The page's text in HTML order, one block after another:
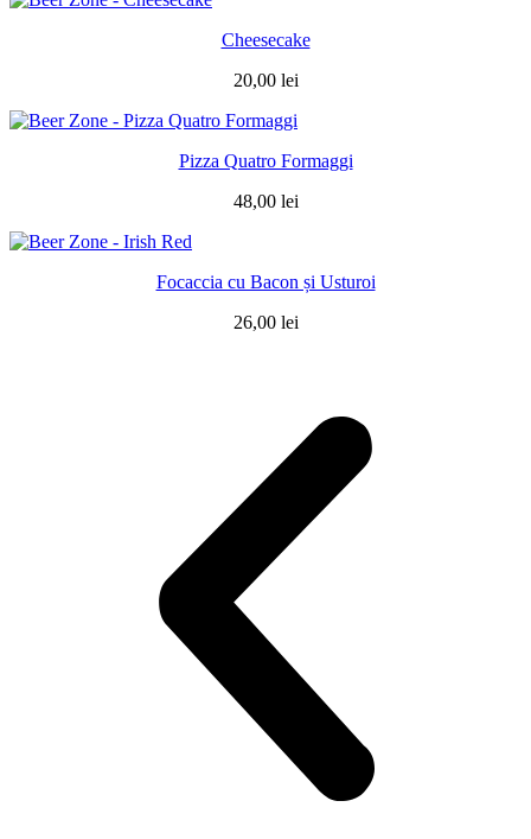
Cheesecake
20,00 lei
Pizza Quatro Formaggi
48,00 lei
Focaccia cu Bacon și Usturoi
26,00 lei